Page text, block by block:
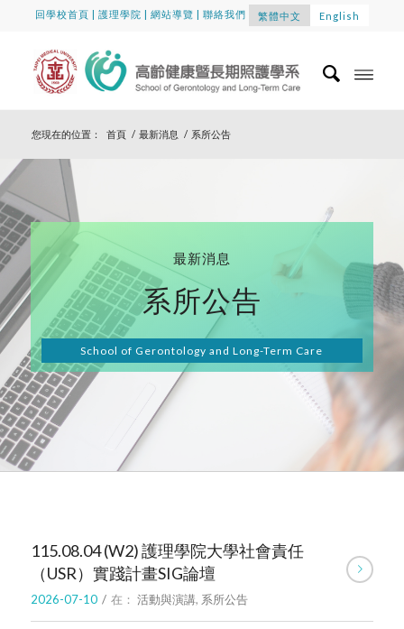
回學校首頁 |護理學院 |網站導覽 | 聯絡我們 繁體中文 English
您現在的位置： 首頁 / 最新消息 / 系所公告
最新消息
系所公告
School of Gerontology and Long-Term Care
115.08.04 (W2) 護理學院大學社會責任
（USR）實踐計畫SIG論壇
2026-07-10 / 在： 活動與演講, 系所公告